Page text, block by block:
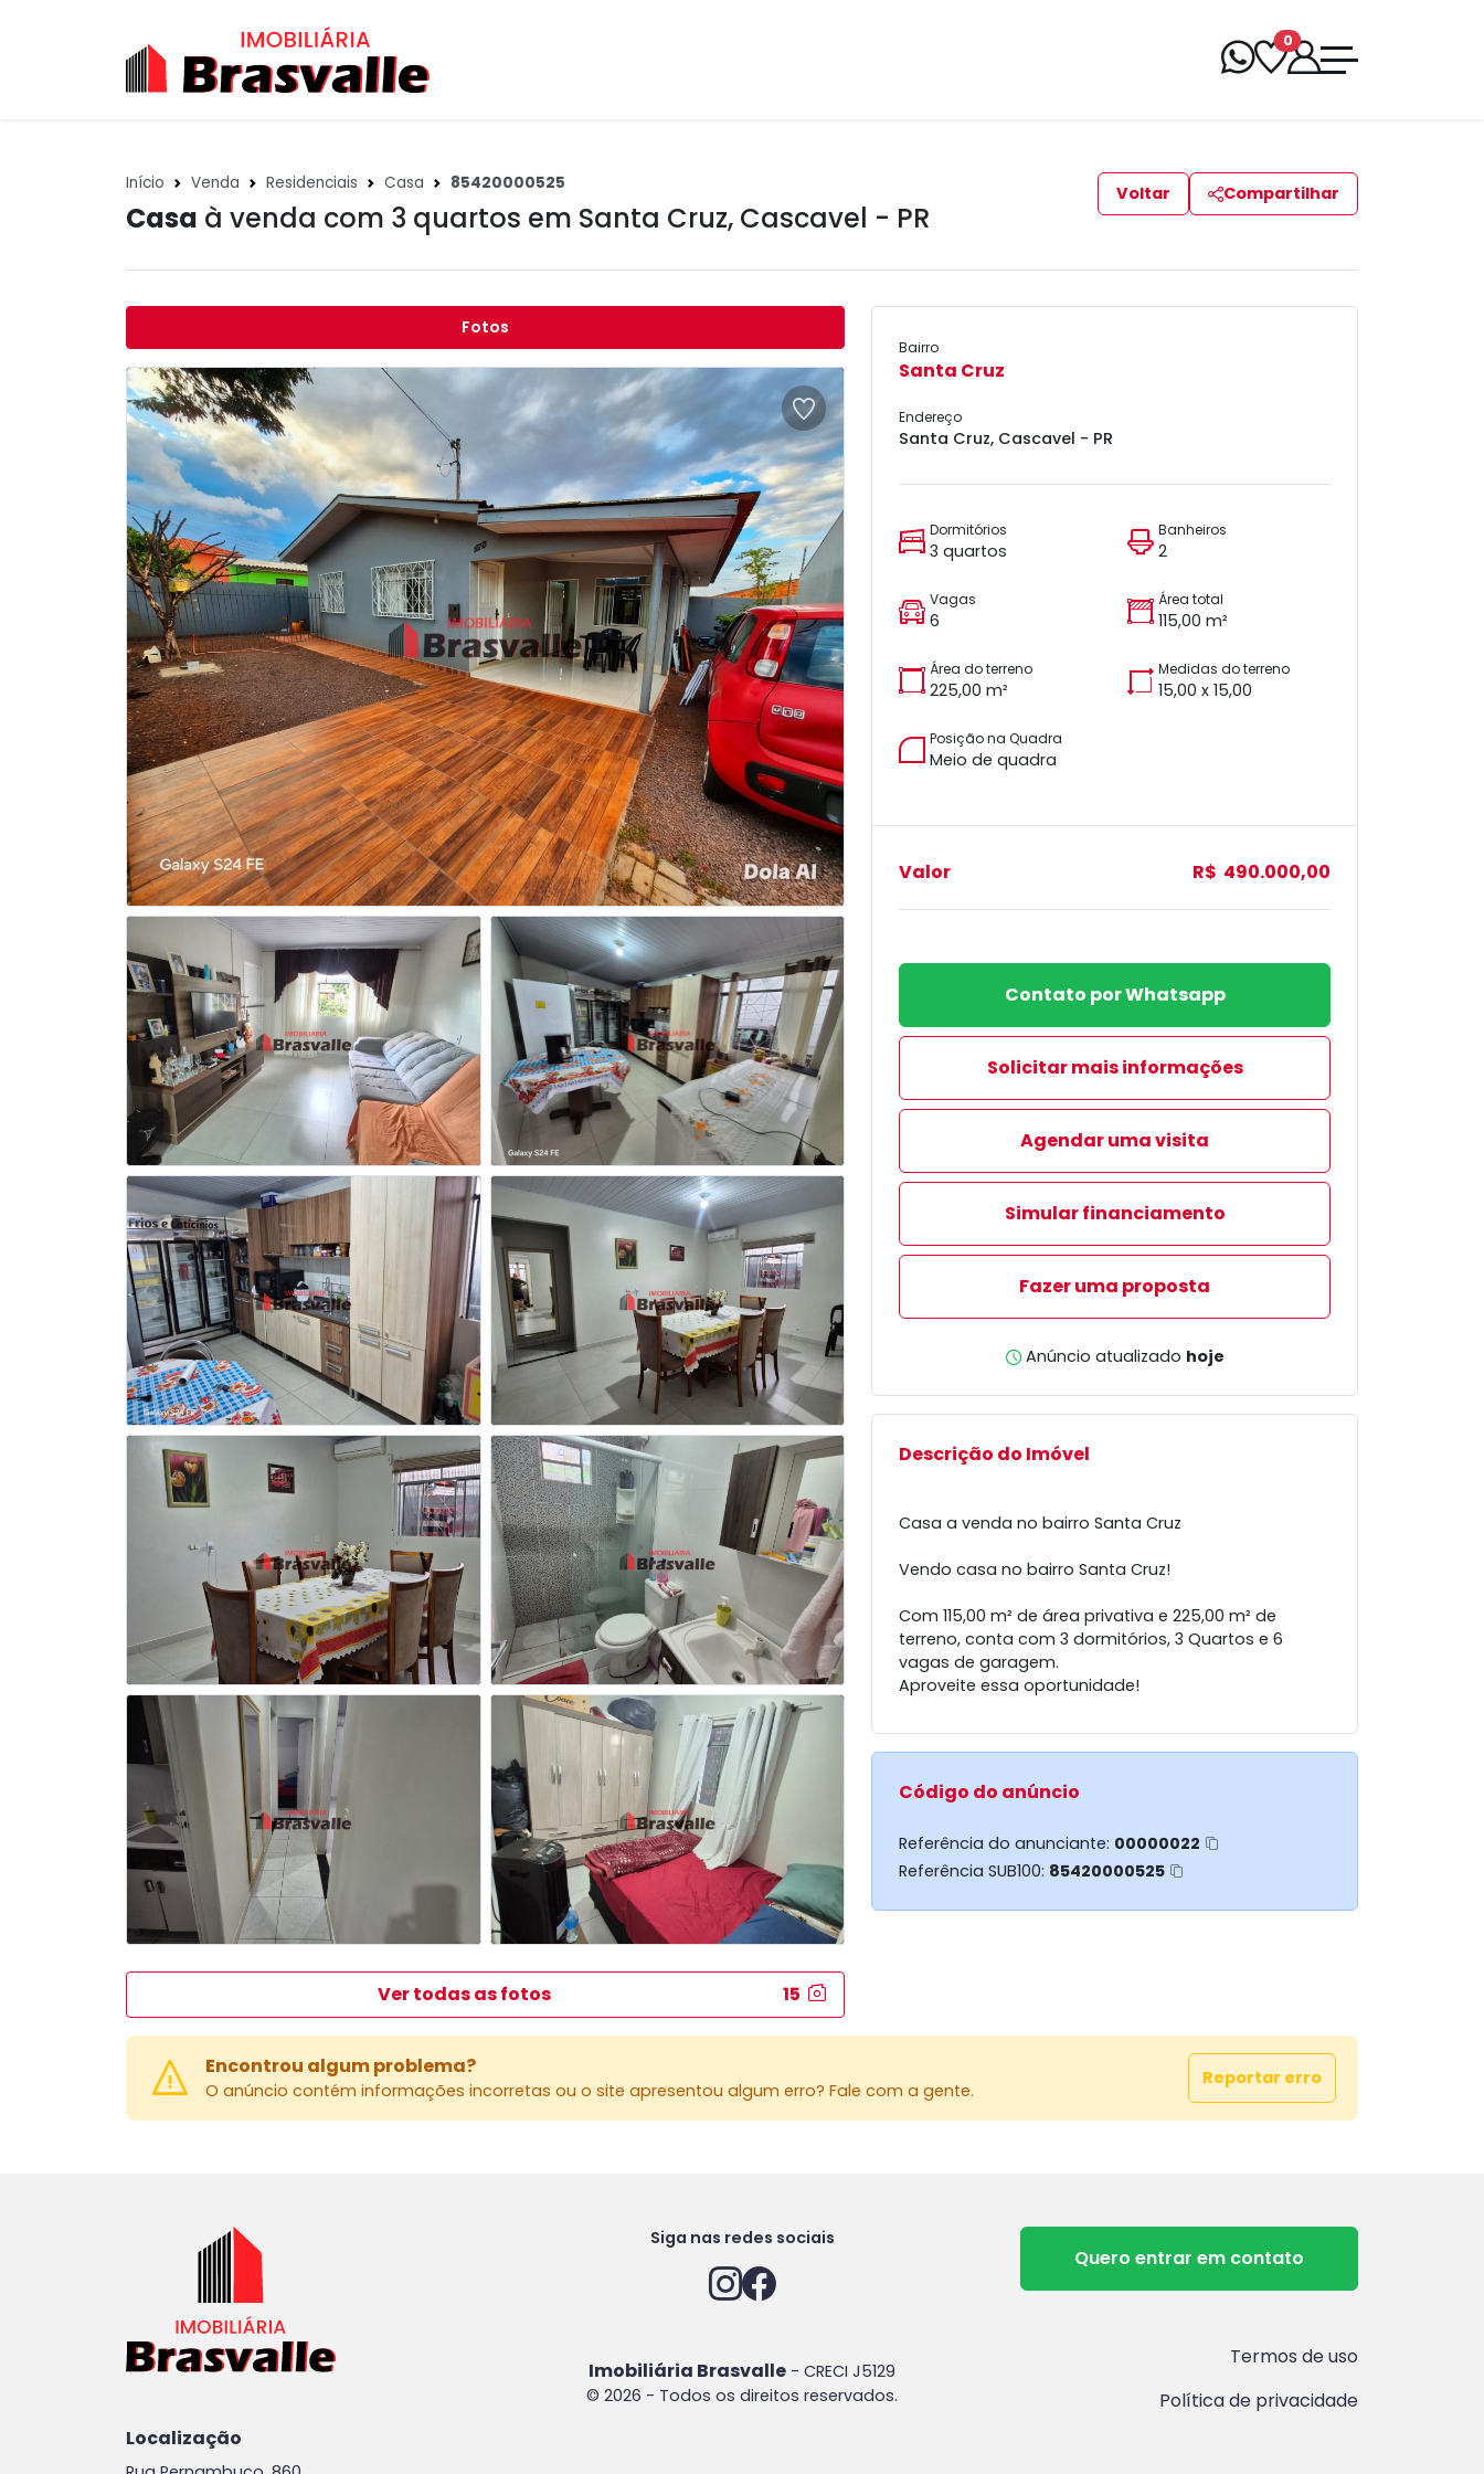
0
Início Venda Residenciais Casa 85420000525
Casa à venda com 3 quartos em Santa Cruz, Cascavel - PR
Voltar Compartilhar
Fotos
Ver todas as fotos 15
Bairro
Santa Cruz
Endereço
Santa Cruz, Cascavel - PR
Dormitórios
3 quartos
Banheiros
2
Vagas
6
Área total
115,00 m²
Área do terreno
225,00 m²
Medidas do terreno
15,00 x 15,00
Posição na Quadra
Meio de quadra
Valor R$ 490.000,00
Contato por Whatsapp
Solicitar mais informações
Agendar uma visita
Simular financiamento
Fazer uma proposta
Anúncio atualizado hoje
Descrição do Imóvel
Casa a venda no bairro Santa Cruz
Vendo casa no bairro Santa Cruz!
Com 115,00 m² de área privativa e 225,00 m² de
terreno, conta com 3 dormitórios, 3 Quartos e 6
vagas de garagem.
Aproveite essa oportunidade!
Código do anúncio
Referência do anunciante: 00000022
Referência SUB100: 85420000525
Encontrou algum problema?
O anúncio contém informações incorretas ou o site apresentou algum erro? Fale com a gente.
Reportar erro
Localização
Siga nas redes sociais
Imobiliária Brasvalle - CRECI J5129
© 2026 - Todos os direitos reservados.
Quero entrar em contato
Termos de uso
Política de privacidade